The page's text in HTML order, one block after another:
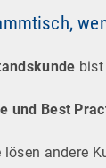
und Best
andere